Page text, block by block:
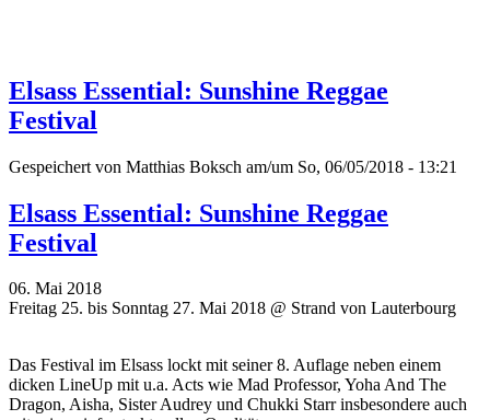
Elsass Essential: Sunshine Reggae
Festival
Gespeichert von Matthias Boksch am/um So, 06/05/2018 - 13:21
Elsass Essential: Sunshine Reggae
Festival
06. Mai 2018
Freitag 25. bis Sonntag 27. Mai 2018 @ Strand von Lauterbourg
Das Festival im Elsass lockt mit seiner 8. Auflage neben einem
dicken LineUp mit u.a. Acts wie Mad Professor, Yoha And The
Dragon, Aisha, Sister Audrey und Chukki Starr insbesondere auch